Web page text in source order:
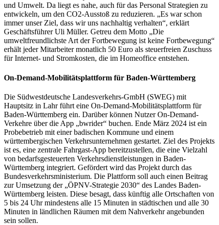
und Umwelt. Da liegt es nahe, auch für das Personal Strategien zu
entwickeln, um den CO2-Ausstoß zu reduzieren. „Es war schon
immer unser Ziel, dass wir uns nachhaltig verhalten“, erklärt
Geschäftsführer Uli Müller. Getreu dem Motto „Die
umweltfreundlichste Art der Fortbewegung ist keine Fortbewegung“
erhält jeder Mitarbeiter monatlich 50 Euro als steuerfreien Zuschuss
für Internet- und Stromkosten, die im Homeoffice entstehen.
On-Demand-Mobilitätsplattform für Baden-Württemberg
Die Südwestdeutsche Landesverkehrs-GmbH (SWEG) mit
Hauptsitz in Lahr führt eine On-Demand-Mobilitätsplattform für
Baden-Württemberg ein. Darüber können Nutzer On-Demand-
Verkehre über die App „bwrider“ buchen. Ende März 2024 ist ein
Probebetrieb mit einer badischen Kommune und einem
württembergischen Verkehrsunternehmen gestartet. Ziel des Projekts
ist es, eine zentrale Fahrgast-App bereitzustellen, die eine Vielzahl
von bedarfsgesteuerten Verkehrsdienstleistungen in Baden-
Württemberg integriert. Gefördert wird das Projekt durch das
Bundesverkehrsministerium. Die Plattform soll auch einen Beitrag
zur Umsetzung der „ÖPNV-Strategie 2030“ des Landes Baden-
Württemberg leisten. Diese besagt, dass künftig alle Ortschaften von
5 bis 24 Uhr mindestens alle 15 Minuten in städtischen und alle 30
Minuten in ländlichen Räumen mit dem Nahverkehr angebunden
sein sollen.